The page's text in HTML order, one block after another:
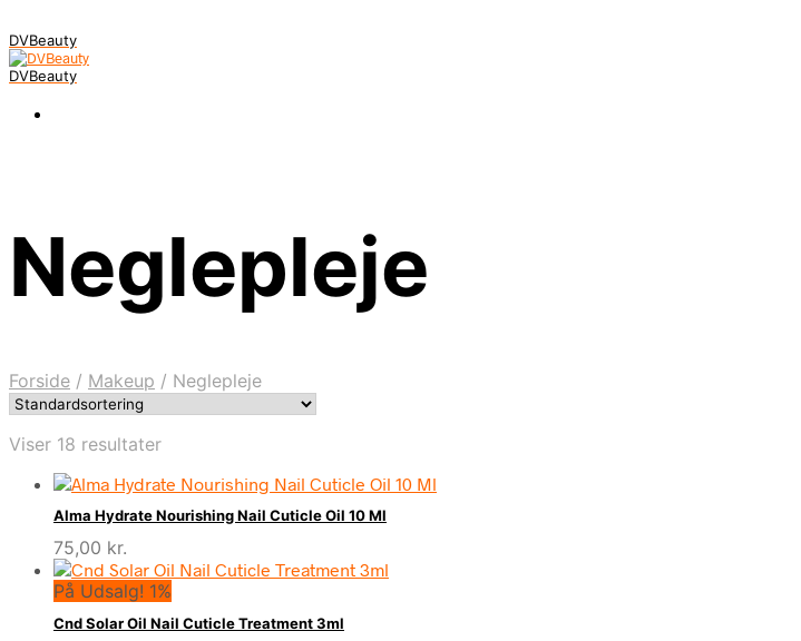
DVBeauty
DVBeauty
Neglepleje
Forside / Makeup / Neglepleje
Viser 18 resultater
Alma Hydrate Nourishing Nail Cuticle Oil 10 Ml
75,00 kr.
På Udsalg! 1%
Cnd Solar Oil Nail Cuticle Treatment 3ml